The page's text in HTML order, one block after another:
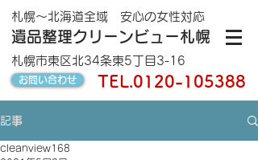
遺品整理クリーンビュー札幌
札幌～北海道全域 安心の女性対応
札幌市東区北34条東5丁目3-16
お問い合わせ TEL.0120-105388
記事
cleanview168